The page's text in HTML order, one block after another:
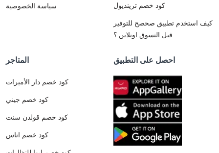
سياسة الخصوصية
كود خصم ترينديول
كيف استخدم تطبيق صحصح للتوفير
قبل التسوق اونلاين ؟
المتاجر
كود خصم دار الأميرات
كود خصم جيني
كود خصم قولدن سنت
كود خصم اناس
احصل على التطبيق